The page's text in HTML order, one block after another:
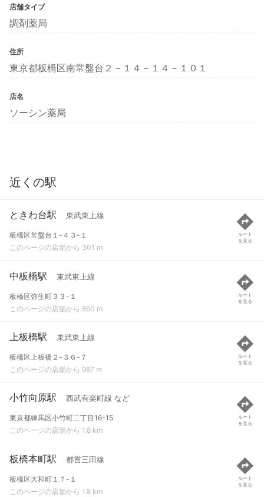
店舗タイプ
調剤薬局
住所
東京都板橋区南常盤台２－１４－１４－１０１
店名
ソーシン薬局
近くの駅
ときわ台駅 東武東上線
板橋区常盤台１-４３-１
このページの店舗から 301 m
ルート
を見る
中板橋駅 東武東上線
板橋区弥生町３３-１
このページの店舗から 860 m
ルート
を見る
上板橋駅 東武東上線
板橋区上板橋２-３６-７
このページの店舗から 987 m
ルート
を見る
小竹向原駅 西武有楽町線 など
東京都練馬区小竹町二丁目16-15
このページの店舗から 1.8 km
ルート
を見る
板橋本町駅 都営三田線
板橋区大和町１７-１
このページの店舗から 1.8 km
ルート
を見る